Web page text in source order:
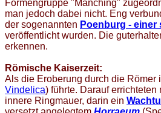
Formengruppe "Manching"
man jedoch dabei nicht. Eng
der sogenannten Poenburg -
veröffentlicht wurden. Die
erkennen.
Römische Kaiserzeit:
Als die Eroberung durch die Römer
Vindelica) führte. Darauf
innere Ringmauer, darin ein